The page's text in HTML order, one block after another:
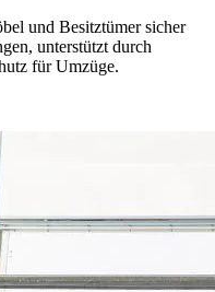
und Besitztümer sicher
unterstützt durch
für Umzüge.